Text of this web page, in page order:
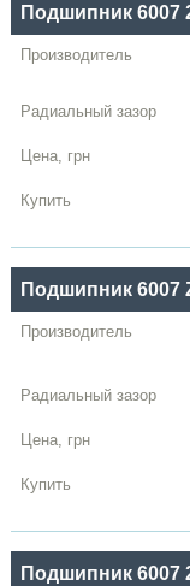
Подшипник 6007
Подшипник 6007
Подшипник 6007